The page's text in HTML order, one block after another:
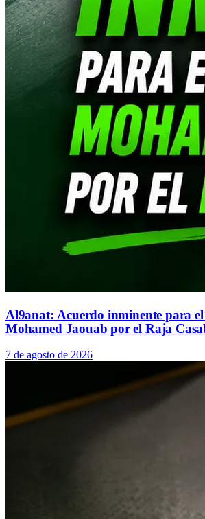
Al9anat: Acuerdo inminente para
Mohamed Jaouab por el Raja
7 de agosto de 2026